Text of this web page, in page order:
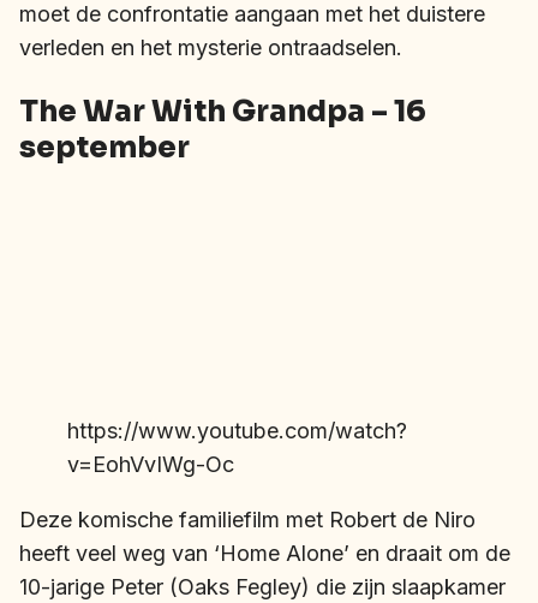
moet de confrontatie aangaan met het duistere
verleden en het mysterie ontraadselen.
The War With Grandpa – 16
september
https://www.youtube.com/watch?
v=EohVvIWg-Oc
Deze komische familiefilm met Robert de Niro
heeft veel weg van ‘Home Alone’ en draait om de
10-jarige Peter (Oaks Fegley) die zijn slaapkamer